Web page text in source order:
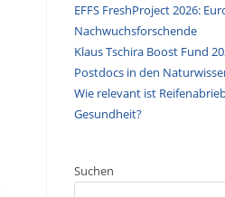
EFFS FreshProject 2026:
Nachwuchsforschende
Klaus Tschira Boost Fund
Postdocs in den
Wie relevant ist
Gesundheit?
Suchen